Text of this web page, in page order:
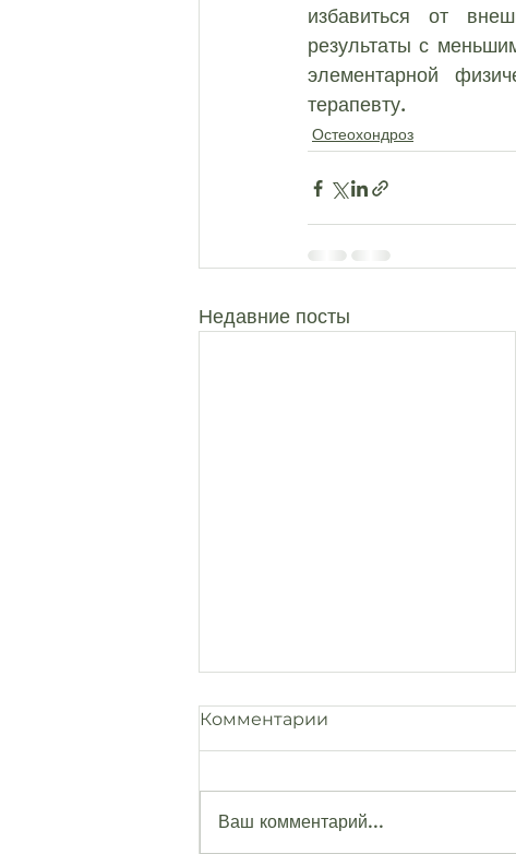
избавиться от
результаты с
элементарной
терапевту.
Остеохондроз
Недавние посты
Комментарии
Ваш комментарий...